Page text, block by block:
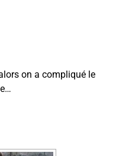
on a compliqué le